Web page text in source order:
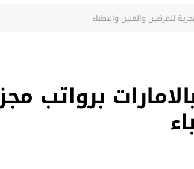
للمرضين والفنين والاطباء
برواتب